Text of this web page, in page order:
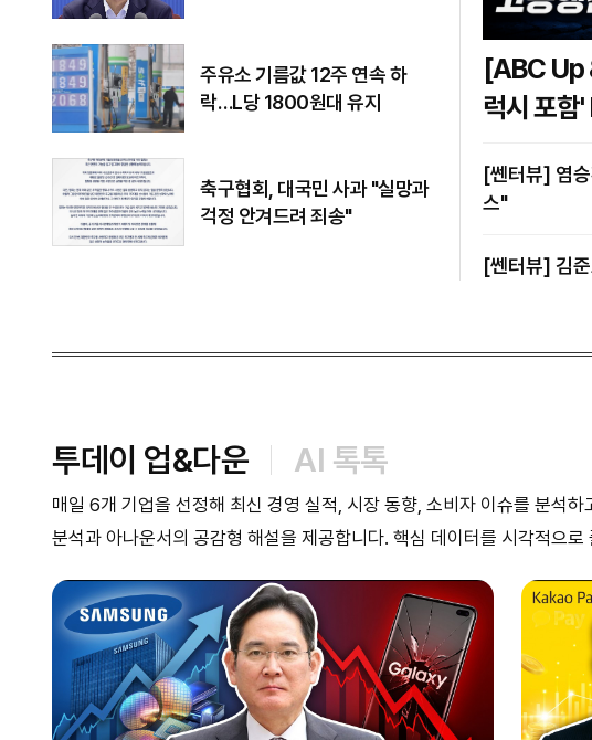
[ABC Up & Down] 삼성전
럭시 포함
[쎈터뷰] 염승환 "'삼전닉스' 반도체 사이클 계속 간다…지금이 절호의 찬
스"
[쎈터뷰] 김
주유소 기름값 12주 연속 하
락…L당 1800원대 유지
축구협회, 대국민 사과 "실망과
걱정 안겨드려 죄송"
투데이 업&다운 AI 톡톡
매일 6개 기업을 선정해 최신 경영 실적, 시장 동향, 소비자 이슈를 분석
분석과 아나운서의 공감형 해설을 제공합니다. 핵심 데이터를 시각적으